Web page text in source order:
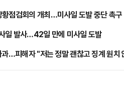
점검회의 개최…미사일 도발 중단 촉구
일 발사…42일 만에 미사일 도발
…피해자 "저는 정말 괜찮고 징계 원치